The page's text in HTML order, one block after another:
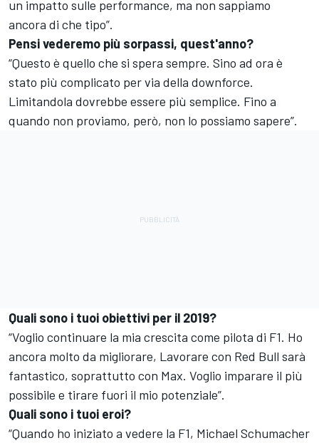
un impatto sulle performance, ma non sappiamo
ancora di che tipo”.
Pensi vederemo più sorpassi, quest'anno?
“Questo è quello che si spera sempre. Sino ad ora è
stato più complicato per via della downforce.
Limitandola dovrebbe essere più semplice. Fino a
quando non proviamo, però, non lo possiamo sapere”.
Quali sono i tuoi obiettivi per il 2019?
“Voglio continuare la mia crescita come pilota di F1. Ho
ancora molto da migliorare, Lavorare con Red Bull sarà
fantastico, soprattutto con Max. Voglio imparare il più
possibile e tirare fuori il mio potenziale”.
Quali sono i tuoi eroi?
“Quando ho iniziato a vedere la F1, Michael Schumacher